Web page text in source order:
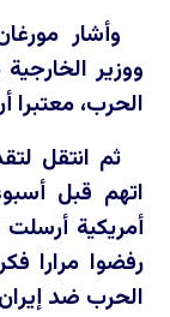
وأشار
ووزير
الحرب،
ثم انتقل
اتهم قبل
أمريكية أرسلت
رفضوا مرارا
الحرب ضد